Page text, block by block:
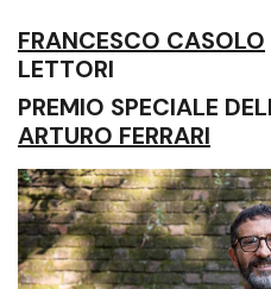
FRANCESCO CASOLO
LETTORI
PREMIO SPECIALE
ARTURO FERRARI